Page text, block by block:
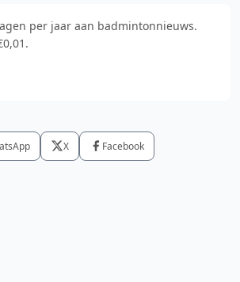
per jaar aan badmintonnieuws.
X Facebook